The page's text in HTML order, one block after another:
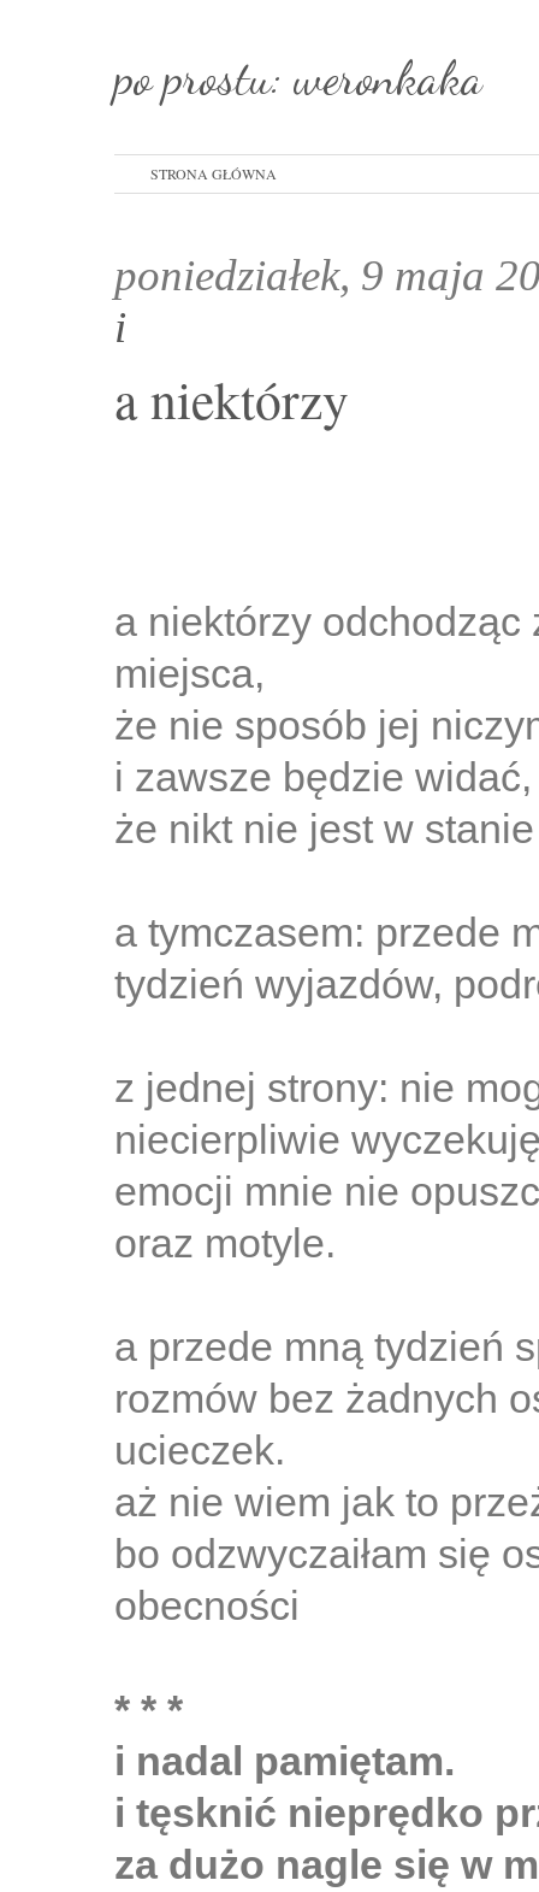
po prostu: weronkaka
STRONA GŁÓWNA
poniedziałek, 9 maja
i
a niektórzy
a niektórzy
miejsca,
że nie sposób jej
i zawsze będzie
że nikt nie jest w
a tymczasem: przede
tydzień wyjazdów,
z jednej strony: nie
niecierpliwie
emocji mnie nie
oraz motyle.
a przede mną tydzień
rozmów bez żadnych
ucieczek.
aż nie wiem jak to
bo odzwyczaiłam się
obecności
* * *
i nadal pamiętam.
i tęsknić nieprędko
za dużo nagle się w